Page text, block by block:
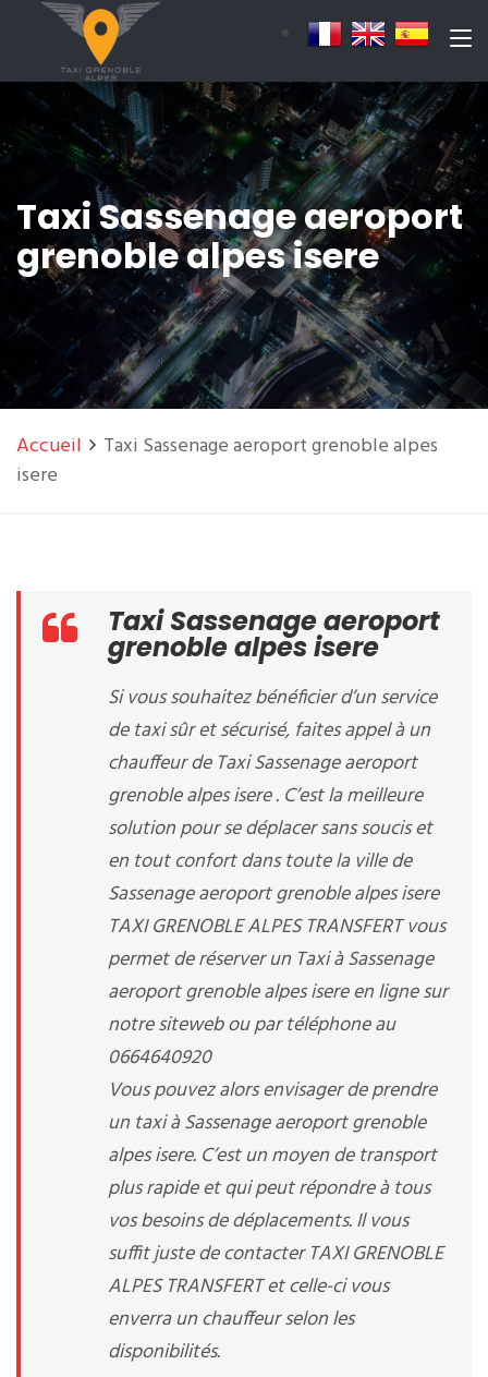
Taxi Sassenage aeroport
grenoble alpes isere
Accueil
Taxi Sassenage aeroport grenoble alpes
isere
Taxi Sassenage aeroport
grenoble alpes isere
Si vous souhaitez bénéficier d’un service
de taxi sûr et sécurisé, faites appel à un
chauffeur de Taxi Sassenage aeroport
grenoble alpes isere . C’est la meilleure
solution pour se déplacer sans soucis et
en tout confort dans toute la ville de
Sassenage aeroport grenoble alpes isere
TAXI GRENOBLE ALPES TRANSFERT vous
permet de réserver un Taxi à Sassenage
aeroport grenoble alpes isere en ligne sur
notre siteweb ou par téléphone au
0664640920
Vous pouvez alors envisager de prendre
un taxi à Sassenage aeroport grenoble
alpes isere. C’est un moyen de transport
plus rapide et qui peut répondre à tous
vos besoins de déplacements. Il vous
suffit juste de contacter TAXI GRENOBLE
ALPES TRANSFERT et celle-ci vous
enverra un chauffeur selon les
disponibilités.